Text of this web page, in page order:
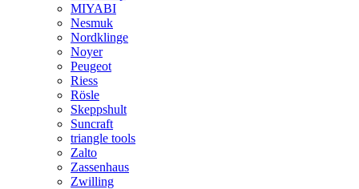
MIYABI
Nesmuk
Nordklinge
Noyer
Peugeot
Riess
Rösle
Skeppshult
Suncraft
triangle tools
Zalto
Zassenhaus
Zwilling